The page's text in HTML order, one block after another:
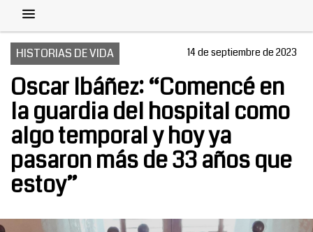
HISTORIAS DE VIDA 14 de septiembre de 2023
Oscar Ibáñez: “Comencé en
la guardia del hospital como
algo temporal y hoy ya
pasaron más de 33 años que
estoy”